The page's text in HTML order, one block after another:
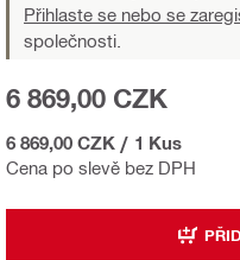
Přihlaste se nebo se
společnosti.
Cena po slevě bez DPH
6 869,00 CZK
6 869,00 CZK / 1 Kus